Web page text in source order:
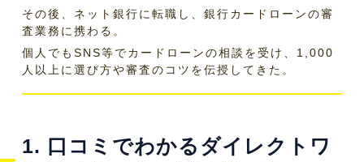
その後、ネット銀行に転職し、銀行カードローンの審
査業務に携わる。
個人でもSNS等でカードローンの相談を受け、1,000
人以上に選び方や審査のコツを伝授してきた。
1. 口コミでわかるダイレクトワ